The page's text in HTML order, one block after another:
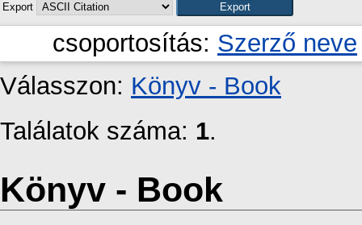
Export
csoportosítás: Szerző neve
Válasszon: Könyv - Book
Találatok száma: 1.
Könyv - Book